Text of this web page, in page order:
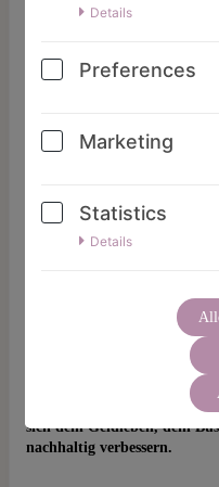
Dann entschlüssle hier
öffnenden Audios und
Umgang mit Geld
und du hast mehr Freude,
Aus zahlreichen Coachings
Mit
sichdein Geldleben, dein
nachhaltig verbessern.
Details
Preferences
Marketing
Statistics
Details